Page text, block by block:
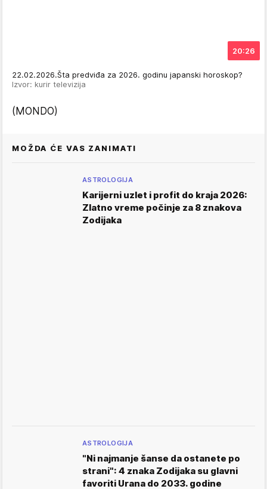
20:26
22.02.2026.Šta predviđa za 2026. godinu japanski horoskop?
Izvor: kurir televizija
(MONDO)
MOŽDA ĆE VAS ZANIMATI
ASTROLOGIJA
Karijerni uzlet i profit do kraja 2026:
Zlatno vreme počinje za 8 znakova
Zodijaka
ASTROLOGIJA
"Ni najmanje šanse da ostanete po
strani": 4 znaka Zodijaka su glavni
favoriti Urana do 2033. godine